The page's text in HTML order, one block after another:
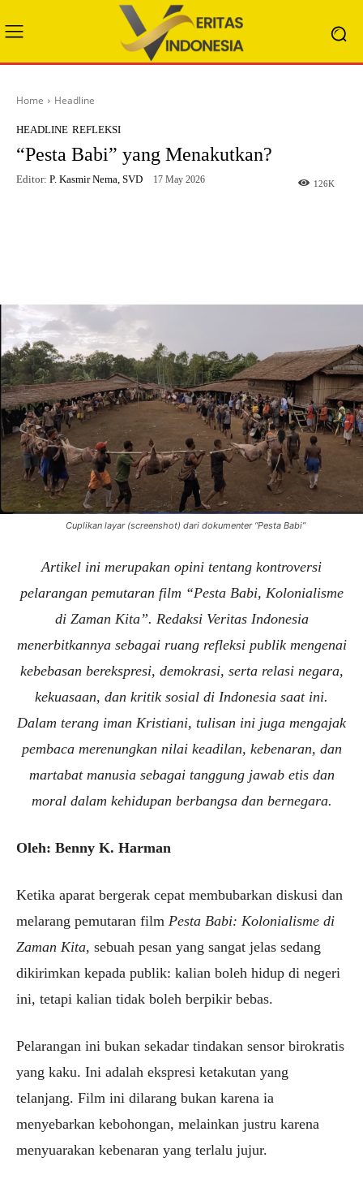
Home Headline
HEADLINE REFLEKSI
“Pesta Babi” yang Menakutkan?
126K
Editor: P. Kasmir Nema, SVD 17 May 2026
Cuplikan layar (screenshot) dari dokumenter “Pesta Babi”
Artikel ini merupakan opini tentang kontroversi
pelarangan pemutaran film “Pesta Babi, Kolonialisme
di Zaman Kita”. Redaksi Veritas Indonesia
menerbitkannya sebagai ruang refleksi publik mengenai
kebebasan berekspresi, demokrasi, serta relasi negara,
kekuasaan, dan kritik sosial di Indonesia saat ini.
Dalam terang iman Kristiani, tulisan ini juga mengajak
pembaca merenungkan nilai keadilan, kebenaran, dan
martabat manusia sebagai tanggung jawab etis dan
moral dalam kehidupan berbangsa dan bernegara.
Oleh: Benny K. Harman
Ketika aparat bergerak cepat membubarkan diskusi dan
melarang pemutaran film Pesta Babi: Kolonialisme di
Zaman Kita, sebuah pesan yang sangat jelas sedang
dikirimkan kepada publik: kalian boleh hidup di negeri
ini, tetapi kalian tidak boleh berpikir bebas.
Pelarangan ini bukan sekadar tindakan sensor birokratis
yang kaku. Ini adalah ekspresi ketakutan yang
telanjang. Film ini dilarang bukan karena ia
menyebarkan kebohongan, melainkan justru karena
menyuarakan kebenaran yang terlalu jujur.